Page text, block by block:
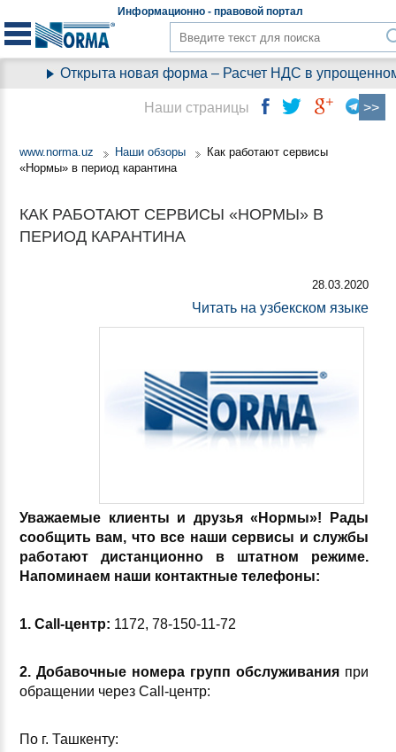
Информационно - правовойпортал
Открыта новая форма – Расчет НДС в упрощенном
www.norma.uz Наши обзоры
Как работают сервисы
«Нормы» в период карантина
КАК РАБОТАЮТ СЕРВИСЫ «НОРМЫ» В
ПЕРИОД КАРАНТИНА
28.03.2020
Читать на узбекском языке
Уважаемые клиенты и друзья «Нормы»! Рады
сообщить вам, что все наши сервисы и службы
работают дистанционно в штатном режиме.
Напоминаем наши контактные телефоны:
1. Call-центр: 1172, 78-150-11-72
2. Добавочные номера групп обслуживания при
обращении через Call-центр:
По г. Ташкенту:
Наши страницы